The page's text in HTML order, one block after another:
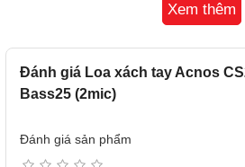
Công Nghệ Chống Hú FBX
Loa karaoke xách tay Acnos
Xem thêm
Đánh giá Loa xách tay Acnos
Bass25 (2mic)
Đánh giá sản phẩm